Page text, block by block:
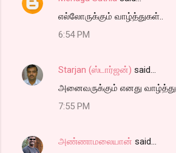
எல்லோருக்கும் வாழ்த்துகள்..
6:54 PM
Starjan (ஸ்டார்ஜன்) said…
அனைவருக்கும் எனது
7:55 PM
அண்ணாமலையான் said…